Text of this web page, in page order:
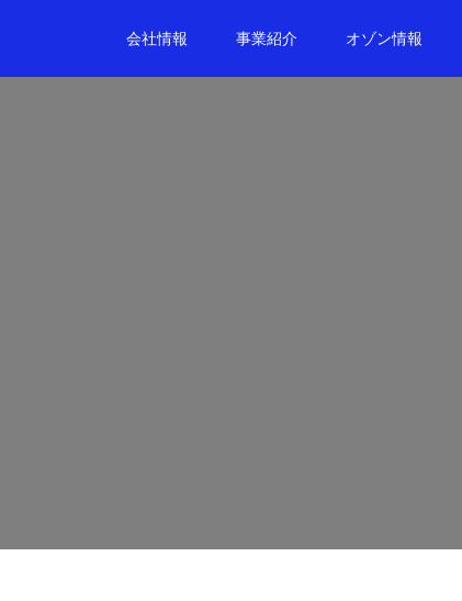
会社情報 事業紹介 オゾン情報